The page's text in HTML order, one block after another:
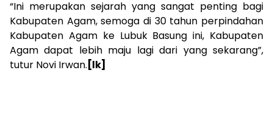
“Ini merupakan sejarah yang sangat penting bagi
Kabupaten Agam, semoga di 30 tahun perpindahan
Kabupaten Agam ke Lubuk Basung ini, Kabupaten
Agam dapat lebih maju lagi dari yang sekarang”,
tutur Novi Irwan. [lk]